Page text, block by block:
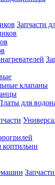
Запчасти
клапаны
для